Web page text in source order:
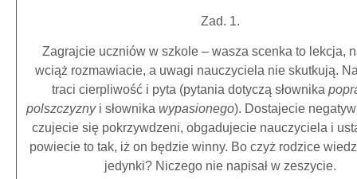
Zad. 1.
Zagrajcie uczniów w szkole – wasza scenka to lekcja,
wciąż rozmawiacie, a uwagi nauczyciela nie skutkują.
traci cierpliwość i pyta (pytania dotyczą słownika
polszczyznyi słownika wypasionego). Dostajecie
czujecie się pokrzywdzeni, obgadujecie nauczyciela i
powiecie to tak, iż on będzie winny. Bo czyż rodzice
jedynki? Niczego nie napisał w zeszycie.